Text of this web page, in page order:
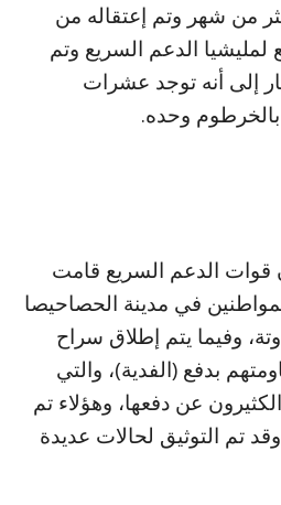
من شهر وتم إعتقاله من
لمليشيا الدعم السريع وتم
إلى أنه توجد عشرات
وحده.
قوات الدعم السريع قامت
في مدينة الحصاحيصا
وفيما يتم إطلاق سراح
بدفع (الفدية)، والتي
عن دفعها، وهؤلاء تم
تم التوثيق لحالات عديدة